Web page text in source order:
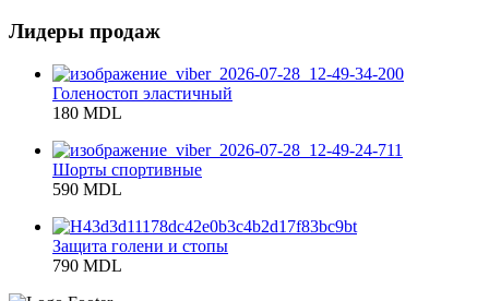
Лидеры продаж
Голеностоп эластичный
180 MDL
Шорты спортивные
590 MDL
Защита голени и стопы
790 MDL